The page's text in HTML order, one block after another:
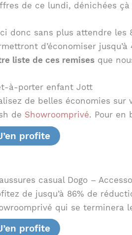
de ce lundi, dénichées
donc sans plus attendre les
d’économiser
liste de ces remises que
à-porter enfant Jott
de belles économies
de Showroomprivé. Pour en
profite
casual Dogo –
de jusqu’à 86% de
qui se terminera
profite